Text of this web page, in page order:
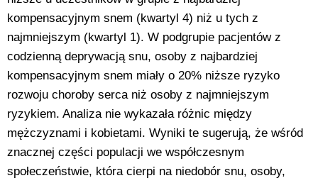
kompensacyjnym snem (kwartyl 4) niż u tych z
najmniejszym (kwartyl 1). W podgrupie pacjentów z
codzienną deprywacją snu, osoby z najbardziej
kompensacyjnym snem miały o 20% niższe ryzyko
rozwoju choroby serca niż osoby z najmniejszym
ryzykiem. Analiza nie wykazała różnic między
mężczyznami i kobietami. Wyniki te sugerują, że wśród
znacznej części populacji we współczesnym
społeczeństwie, która cierpi na niedobór snu, osoby,